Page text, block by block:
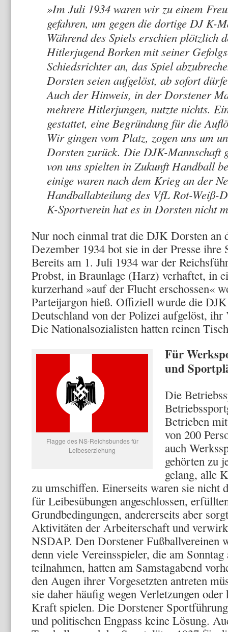
»Im Juli 1934 waren wir zu einem
gefahren, um ge­gen die dortige DJ K-
Während des Spiels erschien plötzlich
Hitlerjugend Borken mit seiner
Schiedsrichter an, das Spiel
Dorsten seien aufge­löst, ab sofort
Auch der Hinweis, in der Dorste­ner
meh­rere Hitlerjungen, nutzte nichts.
gestattet, eine Be­gründung für die
Wir gingen vom Platz, zogen uns um
Dorsten zurück. Die DJK-Mannschaft
von uns spielten in Zukunft Handball
einige waren nach dem Krieg an der
Handballabteilung des VfL Rot-Weiß-
K-Sport­verein hat es in Dorsten nicht
Nur noch einmal trat die DJK Dorsten
Dezember 1934 bot sie in der Presse
Bereits am 1. Juli 1934 war der
Probst, in Braunlage (Harz) verhaftet, in
kurzerhand »auf der Flucht er­schossen«
Par­teijargon hieß. Offiziell wurde die
Deutschland von der Poli­zei aufgelöst, ihr
Die Nationalsozialisten hatten reinen
Flagge des NS-Reichsbundes für
Leibeserziehung
Für
und
Die
Be­trieben
von 200
auch
gehör­ten zu
gelang, alle
zu umschif­fen. Einerseits waren sie nicht
für Leibesübungen ange­schlossen,
Grundbedingungen, andererseits aber
Aktivitäten der Arbeiterschaft und
NSDAP. Den Dorstener Fußball­vereinen
denn viele Vereinsspieler, die am
teilnahmen, hatten am Samstagabend
den Augen ihrer Vorgesetzten antreten
sie daher häu­fig wegen Verletzungen
Kraft spielen. Die Dorstener
und politischen Engpass keine Lösung.